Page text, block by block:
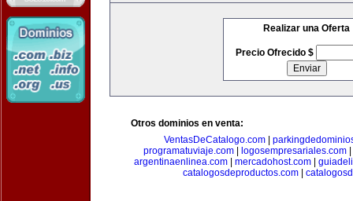
Realizar una Oferta
Precio Ofrecido $
Otros dominios en venta:
VentasDeCatalogo.com|
programatuviaje.com| logosempresariales.com|
argentinaenlinea.com| mercadohost.com|
catalogosdeproductos.com